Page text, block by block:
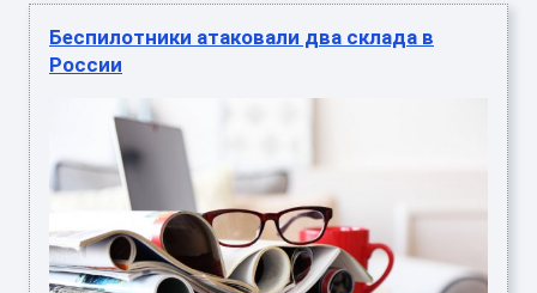
Беспилотники атаковали два склада в
России